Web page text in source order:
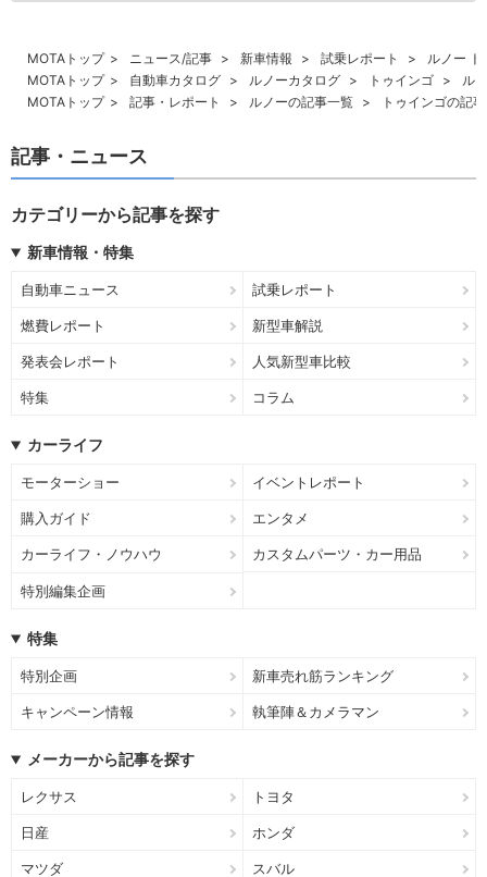
MOTAトップ ニュース/記事 新車情報 試乗レポート
ルノー
MOTAトップ
自動車カタログ ルノーカタログ トゥインゴ
ル
MOTAトップ
記事・レポート ルノーの記事一覧 トゥインゴの記
記事・ニュース
カテゴリーから記事を探す
新車情報・特集
自動車ニュース 試乗レポート
燃費レポート 新型車解説
発表会レポート 人気新型車比較
特集 コラム
カーライフ
モーターショー イベントレポート
購入ガイド エンタメ
カーライフ・ノウハウ カスタムパーツ・カー用品
特別編集企画
特集
特別企画 新車売れ筋ランキング
キャンペーン情報 執筆陣＆カメラマン
メーカーから記事を探す
レクサス トヨタ
日産 ホンダ
マツダ スバル